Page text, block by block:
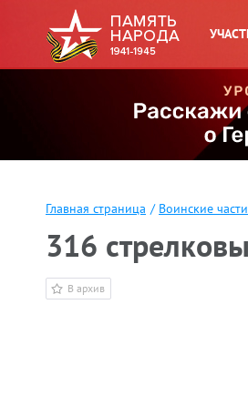
Главная страница / Воинские части
316
В архив